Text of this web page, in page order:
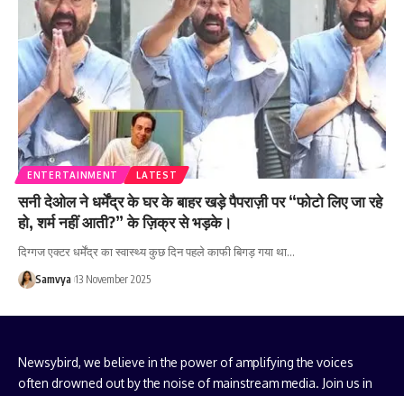
ENTERTAINMENT LATEST
सनी देओल ने धर्मेंद्र के घर के बाहर खड़े पैपराज़ी पर “फोटो लिए जा रहे
हो, शर्म नहीं आती?” के ज़िक्र से भड़के।
दिग्गज एक्टर धर्मेंद्र का स्वास्थ्य कुछ दिन पहले काफी बिगड़ गया था…
Samvya 13 November 2025
Newsybird, we believe in the power of amplifying the voices
often drowned out by the noise of mainstream media. Join us in